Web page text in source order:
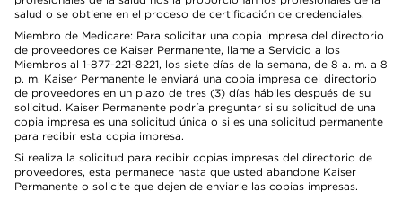
salud o se obtiene en el proceso de certificación de credenciales.
Miembro de Medicare: Para solicitar una copia impresa del directorio
de proveedores de Kaiser Permanente, llame a Servicio a los
Miembros al 1-877-221-8221, los siete días de la semana, de 8 a. m. a 8
p. m. Kaiser Permanente le enviará una copia impresa del directorio
de proveedores en un plazo de tres (3) días hábiles después de su
solicitud. Kaiser Permanente podría preguntar si su solicitud de una
copia impresa es una solicitud única o si es una solicitud permanente
para recibir esta copia impresa.
Si realiza la solicitud para recibir copias impresas del directorio de
proveedores, esta permanece hasta que usted abandone Kaiser
Permanente o solicite que dejen de enviarle las copias impresas.